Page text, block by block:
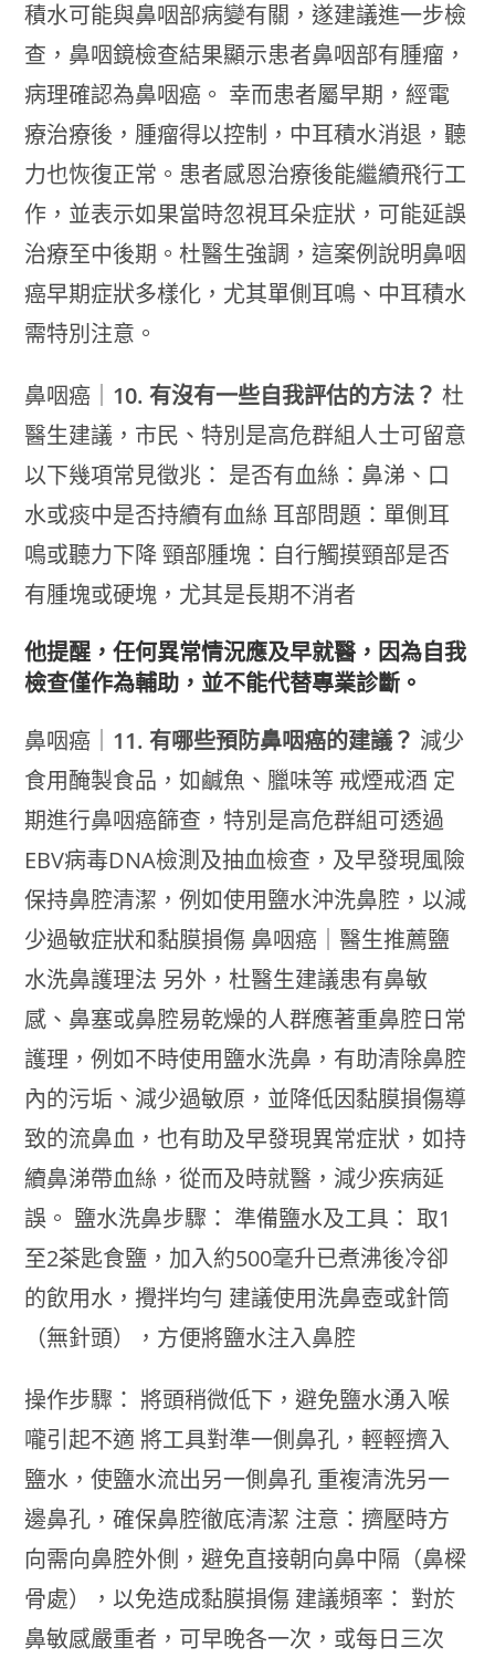
積水可能與鼻咽部病變有關，遂建議進一步檢
查，鼻咽鏡檢查結果顯示患者鼻咽部有腫瘤，
病理確認為鼻咽癌。 幸而患者屬早期，經電
療治療後，腫瘤得以控制，中耳積水消退，聽
力也恢復正常。患者感恩治療後能繼續飛行工
作，並表示如果當時忽視耳朵症狀，可能延誤
治療至中後期。杜醫生強調，這案例說明鼻咽
癌早期症狀多樣化，尤其單側耳鳴、中耳積水
需特別注意。
鼻咽癌｜ 10. 有沒有一些自我評估的方法？杜
醫生建議，市民、特別是高危群組人士可留意
以下幾項常見徵兆： 是否有血絲：鼻涕、口
水或痰中是否持續有血絲 耳部問題：單側耳
鳴或聽力下降 頸部腫塊：自行觸摸頸部是否
有腫塊或硬塊，尤其是長期不消者
他提醒，任何異常情況應及早就醫，因為自我
檢查僅作為輔助，並不能代替專業診斷。
鼻咽癌｜ 11. 有哪些預防鼻咽癌的建議？ 減少
食用醃製食品，如鹹魚、臘味等 戒煙戒酒 定
期進行鼻咽癌篩查，特別是高危群組可透過
EBV病毒DNA檢測及抽血檢查，及早發現風險
保持鼻腔清潔，例如使用鹽水沖洗鼻腔，以減
少過敏症狀和黏膜損傷 鼻咽癌｜醫生推薦鹽
水洗鼻護理法 另外，杜醫生建議患有鼻敏
感、鼻塞或鼻腔易乾燥的人群應著重鼻腔日常
護理，例如不時使用鹽水洗鼻，有助清除鼻腔
內的污垢、減少過敏原，並降低因黏膜損傷導
致的流鼻血，也有助及早發現異常症狀，如持
續鼻涕帶血絲，從而及時就醫，減少疾病延
誤。 鹽水洗鼻步驟： 準備鹽水及工具： 取1
至2茶匙食鹽，加入約500毫升已煮沸後冷卻
的飲用水，攪拌均勻 建議使用洗鼻壺或針筒
（無針頭），方便將鹽水注入鼻腔
操作步驟： 將頭稍微低下，避免鹽水湧入喉
嚨引起不適 將工具對準一側鼻孔，輕輕擠入
鹽水，使鹽水流出另一側鼻孔 重複清洗另一
邊鼻孔，確保鼻腔徹底清潔 注意：擠壓時方
向需向鼻腔外側，避免直接朝向鼻中隔（鼻樑
骨處），以免造成黏膜損傷 建議頻率： 對於
鼻敏感嚴重者，可早晚各一次，或每日三次